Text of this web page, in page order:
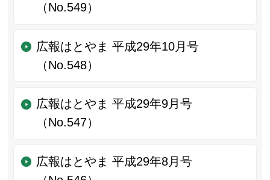
（No.549）
広報はとやま 平成29年10月号
（No.548）
広報はとやま 平成29年9月号
（No.547）
広報はとやま 平成29年8月号